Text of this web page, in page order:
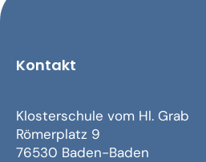
Kontakt
Klosterschule vom Hl. Grab
Römerplatz 9
76530 Baden-Baden